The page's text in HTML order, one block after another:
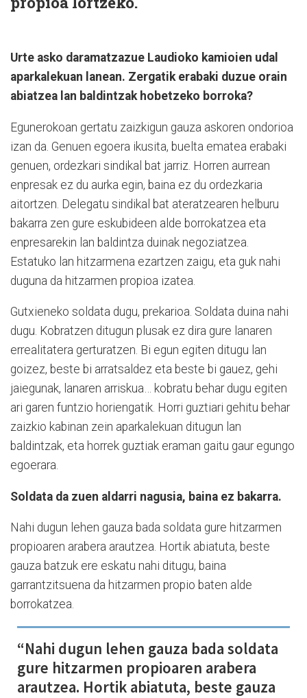
Urte asko daramatzazue Laudioko kamioien udal
aparkalekuan lanean. Zergatik erabaki duzue orain
abiatzea lan baldintzak hobetzeko borroka?
Egunerokoan gertatu zaizkigun gauza askoren ondorioa
izan da. Genuen egoera ikusita, buelta ematea erabaki
genuen, ordezkari sindikal bat jarriz. Horren aurrean
enpresak ez du aurka egin, baina ez du ordezkaria
aitortzen. Delegatu sindikal bat ateratzearen helburu
bakarra zen gure eskubideen alde borrokatzea eta
enpresarekin lan baldintza duinak negoziatzea.
Estatuko lan hitzarmena ezartzen zaigu, eta guk nahi
duguna da hitzarmen propioa izatea.
Gutxieneko soldata dugu, prekarioa. Soldata duina nahi
dugu. Kobratzen ditugun plusak ez dira gure lanaren
errealitatera gerturatzen. Bi egun egiten ditugu lan
goizez, beste bi arratsaldez eta beste bi gauez, gehi
jaiegunak, lanaren arriskua… kobratu behar dugu egiten
ari garen funtzio horiengatik. Horri guztiari gehitu behar
zaizkio kabinan zein aparkalekuan ditugun lan
baldintzak, eta horrek guztiak eraman gaitu gaur egungo
egoerara.
Soldata da zuen aldarri nagusia, baina ez bakarra.
Nahi dugun lehen gauza bada soldata gure hitzarmen
propioaren arabera arautzea. Hortik abiatuta, beste
gauza batzuk ere eskatu nahi ditugu, baina
garrantzitsuena da hitzarmen propio baten alde
borrokatzea.
“Nahi dugun lehen gauza bada soldata
gure hitzarmen propioaren arabera
arautzea. Hortik abiatuta, beste gauza